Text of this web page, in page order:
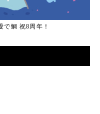
で鯛 祝8周年！